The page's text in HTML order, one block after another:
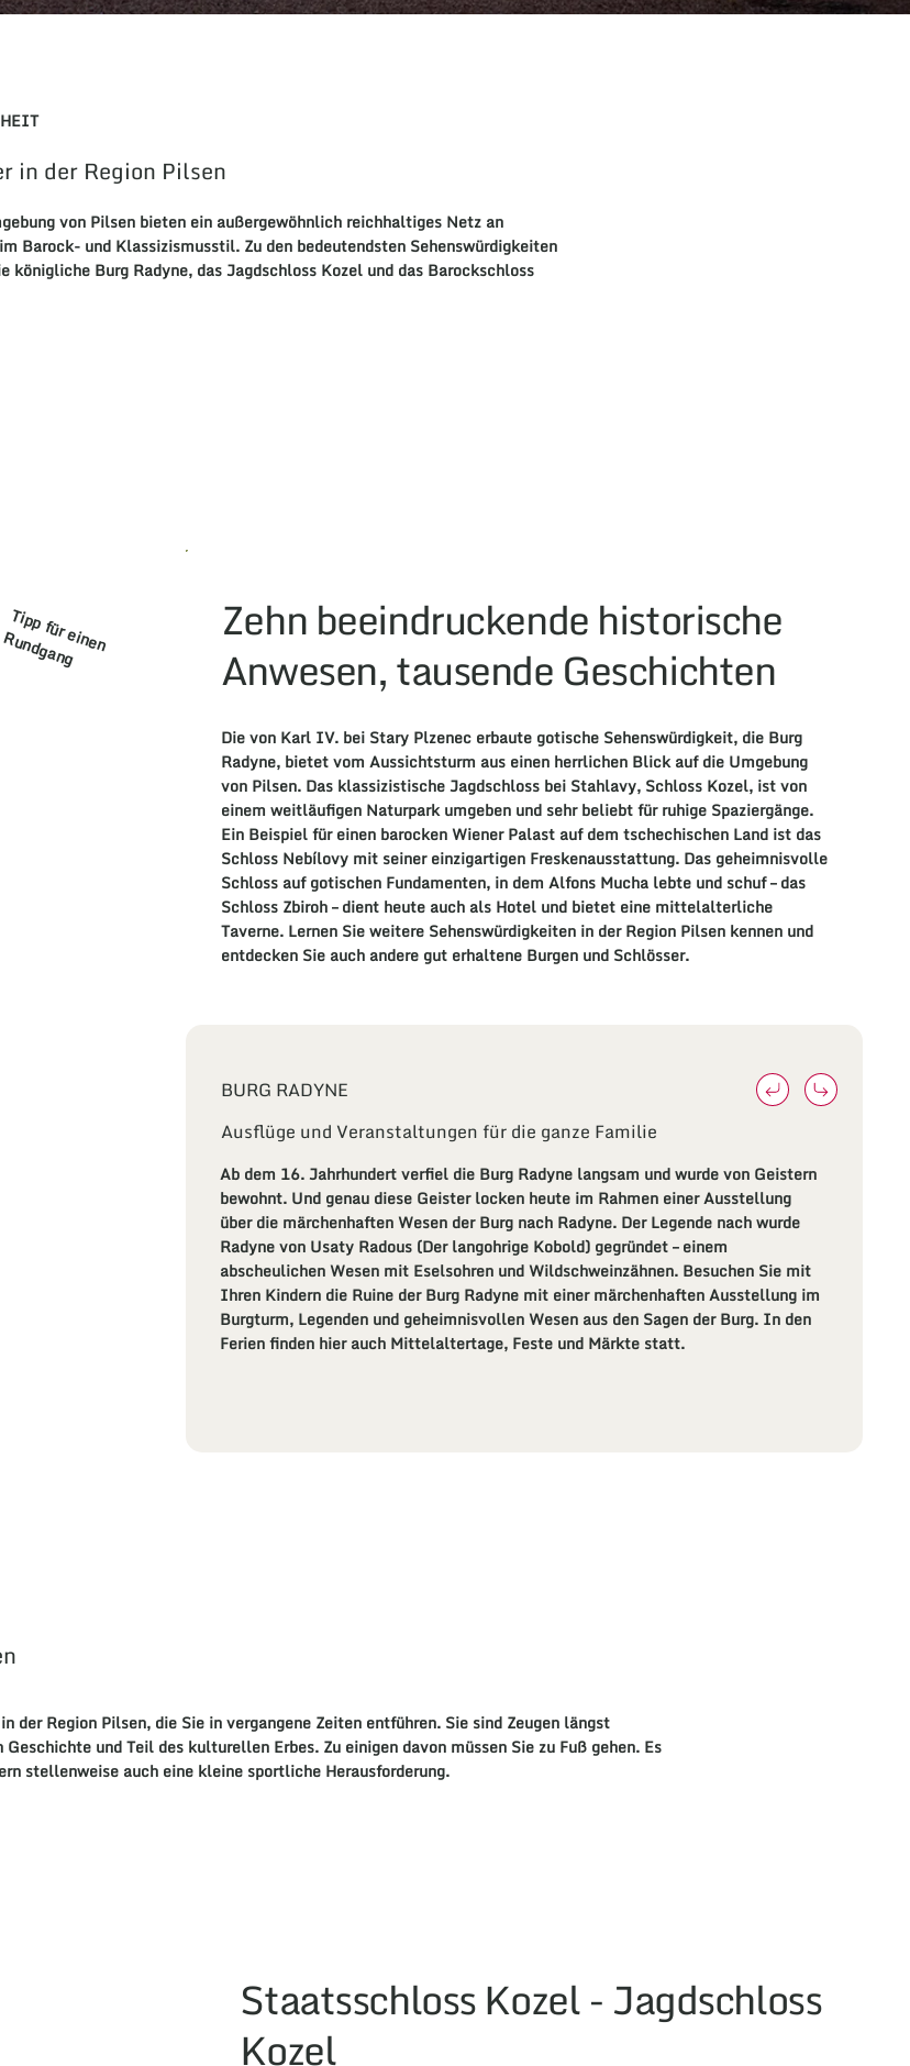
in der Region Pilsen
von Pilsen bieten ein außergewöhnlich reichhaltiges Netz an
im Barock- und Klassizismusstil. Zu den bedeutendsten Sehenswürdigkeiten
königliche Burg Radyne, dasJagdschloss Kozel und das Barockschloss
T
ip
p
fü
r e
in
e
n
R
u
n
d
g
a
n
g Zehn beeindruckende historische
Anwesen, tausende Geschichten
Die von Karl IV. bei Stary Plzenec erbaute gotische Sehenswürdigkeit, die Burg
Radyne, bietet vom Aussichtsturm aus einen herrlichen Blick auf die Umgebung
von Pilsen. Das klassizistische Jagdschloss bei Stahlavy, Schloss Kozel, ist von
einem weitläufigen Naturpark umgeben und sehr beliebt für ruhige Spaziergänge.
Ein Beispiel für einen barocken Wiener Palast auf dem tschechischen Land ist das
Schloss Nebílovy mit seiner einzigartigen Freskenausstattung. Das geheimnisvolle
Schloss auf gotischen Fundamenten, in dem Alfons Mucha lebte und schuf – das
Schloss Zbiroh – dient heute auch als Hotel und bietet eine mittelalterliche
Taverne. Lernen Sie weitere Sehenswürdigkeiten in der Region Pilsen kennen und
entdecken Sie auch andere gut erhaltene Burgen und Schlösser.
BURG RADYNE
Ausflüge und Veranstaltungen für die ganze Familie
Ab dem 16. Jahrhundert verfiel die Burg Radyne langsam und wurde von Geistern
bewohnt. Und genau diese Geister locken heute im Rahmen einer Ausstellung
über die märchenhaften Wesen der Burg nach Radyne. Der Legende nach wurde
Radyne von Usaty Radous (Der langohrige Kobold) gegründet – einem
abscheulichen Wesen mit Eselsohren und Wildschweinzähnen. Besuchen Sie mit
Ihren Kindern die Ruine der Burg Radyne mit einer märchenhaften Ausstellung im
Burgturm, Legenden und geheimnisvollen Wesen aus den Sagen der Burg. In den
Ferien finden hier auch Mittelaltertage, Feste und Märkte statt.
in derRegion Pilsen, die Sie in vergangene Zeiten entführen. Sie sind Zeugenlängst
Geschichte und Teil des kulturellenErbes. Zu einigen davon müssen Sie zu Fuß gehen. Es
stellenweise auch eine kleine sportliche Herausforderung.
Staatsschloss Kozel - Jagdschloss
Kozel